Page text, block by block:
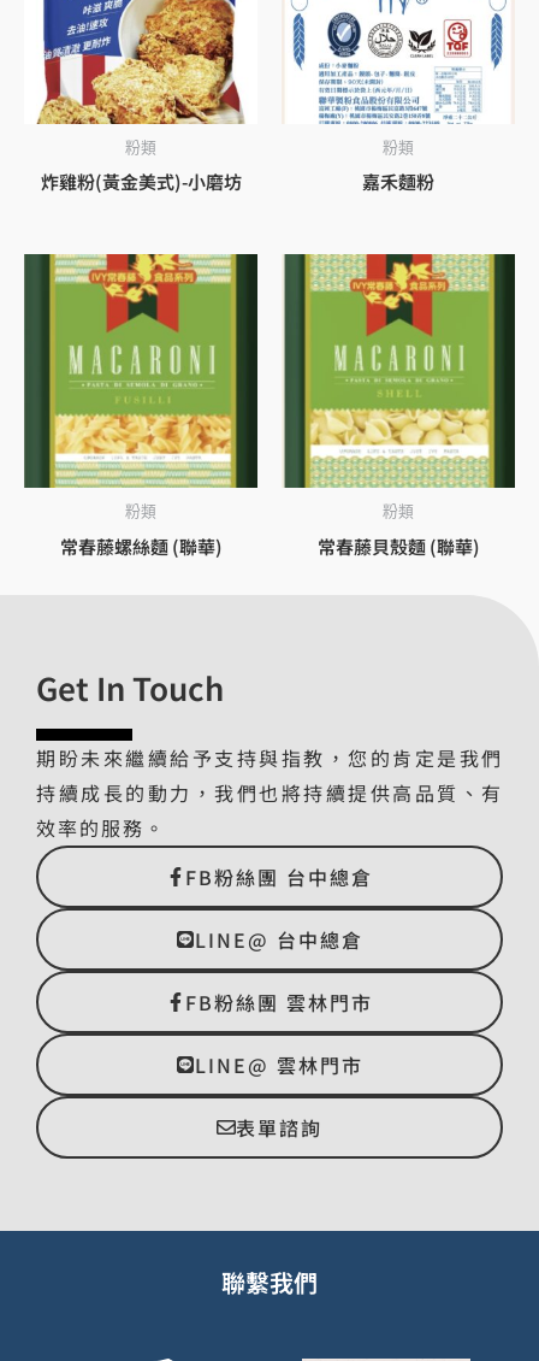
粉類
炸雞粉(黃金美式)-小磨坊
粉類
嘉禾麵粉
粉類
常春藤螺絲麵 (聯華)
粉類
常春藤貝殼麵 (聯華)
Get In Touch
期盼未來繼續給予支持與指教，您的肯定是我們
持續成長的動力，我們也將持續提供高品質、有
效率的服務。
FB粉絲團 台中總倉
LINE@ 台中總倉
FB粉絲團 雲林門市
LINE@ 雲林門市
表單諮詢
聯繫我們